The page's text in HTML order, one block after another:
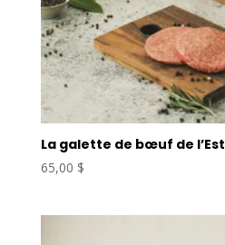
La galette de bœuf de l’Est
65,00 $